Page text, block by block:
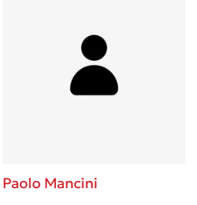
Paolo Mancini